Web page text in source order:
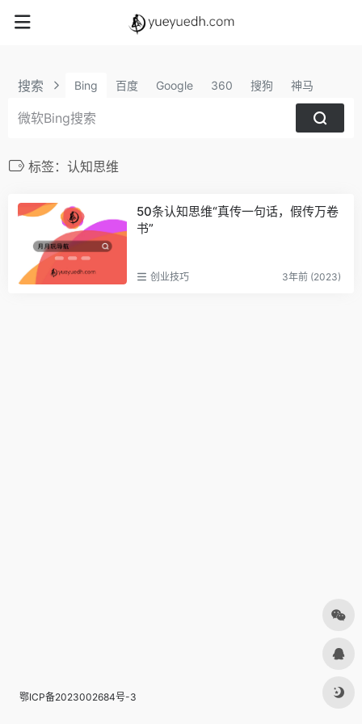
搜索 Bing 百度 Google 360 搜狗 神马
标签：认知思维
50条认知思维“真传一句话，假传万卷
书”
创业技巧 3年前 (2023)
鄂ICP备2023002684号-3